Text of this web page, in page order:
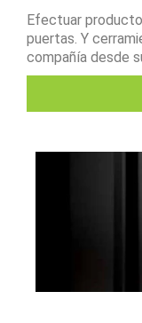
Efectuar
puertas. Y
compañía desde